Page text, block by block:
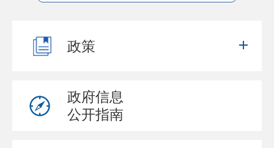
政策
政府信息
公开指南